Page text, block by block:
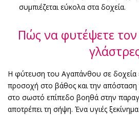
συμπιέζεται εύκολα στα δοχεία.
Πώς να φυτέψετε
Η φύτευση του Αγαπάνθου σε δοχεία
προσοχή στο βάθος και την
στο σωστό επίπεδο βοηθά στην
αποτρέπει τη σήψη. Ένα υγιές